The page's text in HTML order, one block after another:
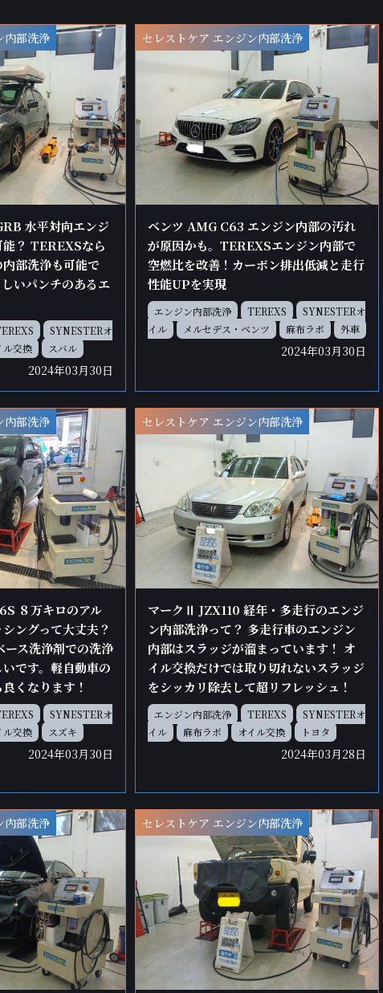
内部洗浄
水平対向エンジ
？ TEREXSなら
部洗浄も可能で
いパンチのあるエ
SYNESTERオ
ル交換 スバル
2024年03月30日
セレストケア エンジン内部洗浄
ベンツ AMG C63 エンジン内部の汚れ
が原因かも。TEREXSエンジン内部で
空燃比を改善！カーボン排出低減と走行
性能UPを実現
エンジン内部洗浄 TEREXS
SYNESTERオ
イル
メルセデス・ベンツ 麻布ラボ 外車
2024年03月30日
内部洗浄
８万キロのアル
ングって大丈夫？
ス洗浄剤での洗浄
です。軽自動車の
くなります！
SYNESTERオ
ル交換 スズキ
2024年03月30日
セレストケア エンジン内部洗浄
マークⅡ JZX110 経年・多走行のエンジ
ン内部洗浄って？ 多走行車のエンジン
内部はスラッジが溜まっています！ オ
イル交換だけでは取り切れないスラッジ
をシッカリ除去して超リフレッシュ！
エンジン内部洗浄 TEREXS
SYNESTERオ
イル
麻布ラボ オイル交換 トヨタ
2024年03月28日
内部洗浄 セレストケア エンジン内部洗浄